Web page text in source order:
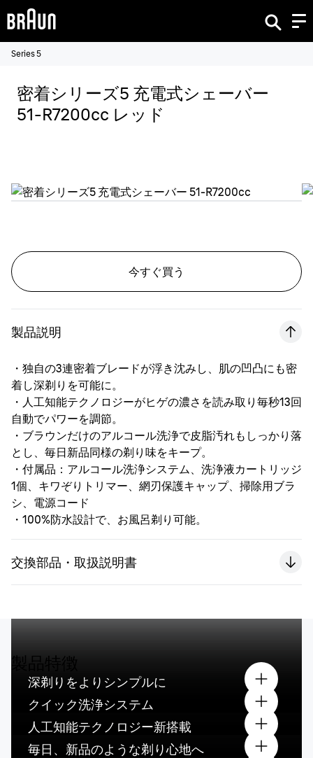
Series 5
密着シリーズ5 充電式シェーバー
51-R7200cc レッド
今すぐ買う
製品説明
・独自の3連密着ブレードが浮き沈みし、肌の凹凸にも密
着し深剃りを可能に。
・人工知能テクノロジーがヒゲの濃さを読み取り毎秒13回
自動でパワーを調節。
・ブラウンだけのアルコール洗浄で皮脂汚れもしっかり落
とし、毎日新品同様の剃り味をキープ。
・付属品：アルコール洗浄システム、洗浄液カートリッジ
1個、キワぞりトリマー、網刃保護キャップ、掃除用ブラ
シ、電源コード
・100%防水設計で、お風呂剃り可能。
交換部品・取扱説明書
製品特徴
深剃りをよりシンプルに
クイック洗浄システム
人工知能テクノロジー新搭載
毎日、新品のような剃り心地へ